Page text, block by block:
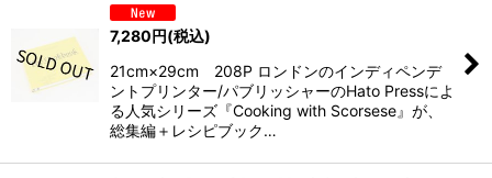
7,280円(税込)
21cm×29cm 208P ロンドンのインディペンデ
ントプリンター/パブリッシャーのHato Pressによ
る人気シリーズ『Cooking with Scorsese』が、
総集編＋レシピブック…